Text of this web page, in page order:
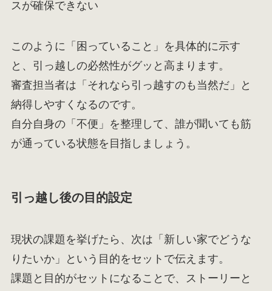
スが確保できない
このように「困っていること」を具体的に示す
と、引っ越しの必然性がグッと高まります。
審査担当者は「それなら引っ越すのも当然だ」と
納得しやすくなるのです。
自分自身の「不便」を整理して、誰が聞いても筋
が通っている状態を目指しましょう。
引っ越し後の目的設定
現状の課題を挙げたら、次は「新しい家でどうな
りたいか」という目的をセットで伝えます。
課題と目的がセットになることで、ストーリーと